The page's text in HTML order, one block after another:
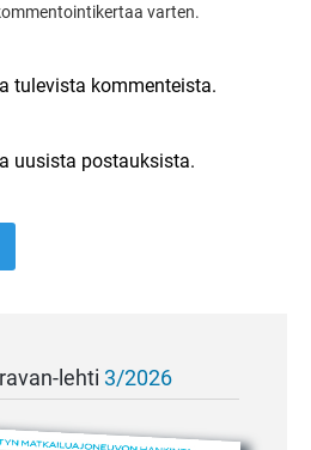
varten.
tulevista kommenteista.
uusista postauksista.
lehti 3/2026